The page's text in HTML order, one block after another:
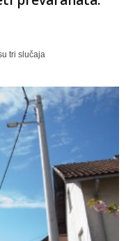
tri slučaja